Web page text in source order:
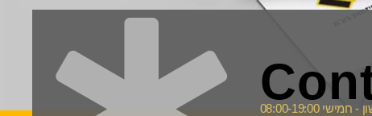
08:00-19:00